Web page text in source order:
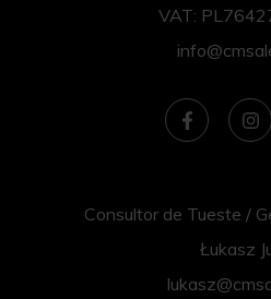
VAT:
Consultor de Tueste /
Łukasz